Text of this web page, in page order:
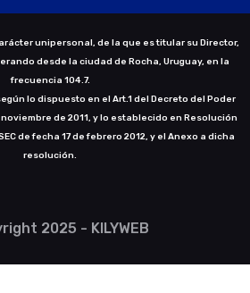
unipersonal, de la que es titular su Director,
desde la ciudad de Rocha, Uruguay, en la
frecuencia 104.7.
lo dispuesto en el Art.1 del Decreto del Poder
noviembre de 2011, y lo establecido en Resolución
de fecha 17 de febrero 2012, y el Anexo a dicha
resolución.
2025 - KILYWEB